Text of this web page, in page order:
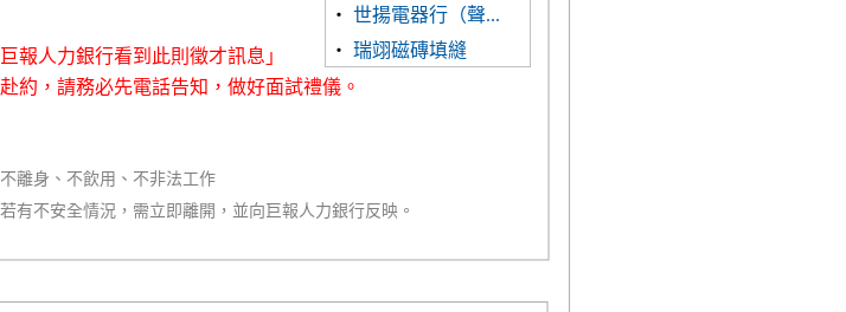
‧ 世揚電器行（聲...
‧ 瑞翊磁磚填縫
報人力銀行看到此則徵才訊息」
約，請務必先電話告知，做好面試禮儀。
離身、不飲用、不非法工作
有不安全情況，需立即離開，並向巨報人力銀行反映。